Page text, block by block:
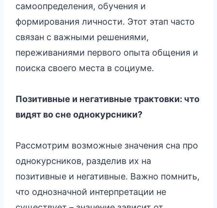
самоопределения, обучения и
формирования личности. Этот этап часто
связан с важными решениями,
переживаниями первого опыта общения и
поиска своего места в социуме.
Позитивные и негативные трактовки: что
видят во сне однокурсники?
Рассмотрим возможные значения сна про
однокурсников, разделив их на
позитивные и негативные. Важно помнить,
что однозначной интерпретации не